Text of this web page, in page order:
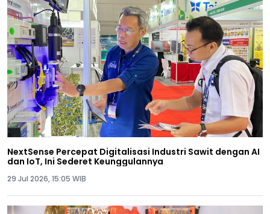
NextSense Percepat Digitalisasi Industri Sawit dengan AI
dan IoT, Ini Sederet Keunggulannya
29 Jul 2026, 15:05 WIB